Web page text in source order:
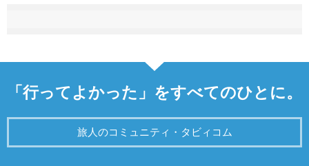
「行ってよかった」をすべてのひとに。
旅人のコミュニティ・タビィコム